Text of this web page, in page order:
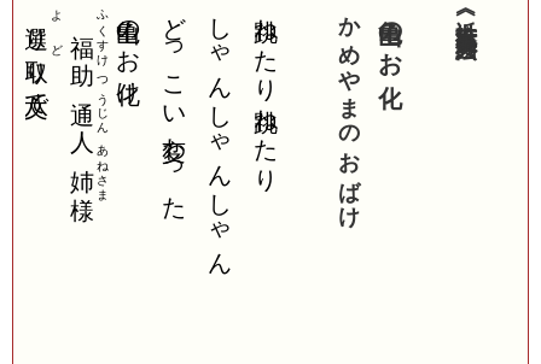
《近世流行商人狂哥絵図》
亀山のお化
かめやまのおばけ
跳ねたり跳ねたり
しゃんしゃんしゃん
どっこい変わった
亀山のお化け
福助ふくすけ
通人つうじん
姉様あねさま
よ
り
ど
り八文で